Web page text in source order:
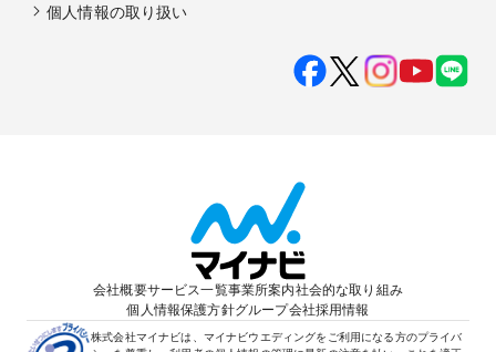
個人情報の取り扱い
会社概要サービス一覧事業所案内社会的な取り組み
個人情報保護方針グループ会社採用情報
株式会社マイナビは、マイナビウエディングをご利用になる方のプライバ